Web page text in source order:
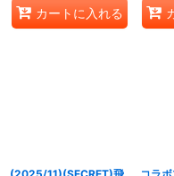
カートに入れる